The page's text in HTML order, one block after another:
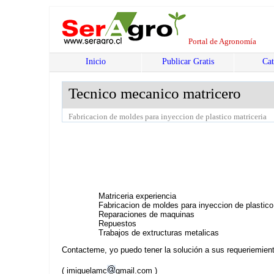
Portal de Agronomía
Inicio Publicar Gratis
Tecnico mecanico matricero
Fabricacion de moldes para inyeccion de plastico matriceria
Matriceria experiencia
Fabricacion de moldes para inyeccion de plastico
Reparaciones de maquinas
Repuestos
Trabajos de extructuras metalicas
Contacteme, yo puedo tener la solución a sus
( imiguelamc gmail.com )